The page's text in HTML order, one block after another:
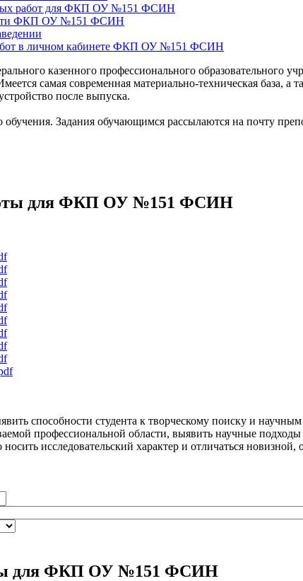
работ для ФКП ОУ №151 ФСИН
ФКП ОУ №151 ФСИН
в личном кабинете ФКП ОУ №151 ФСИН
казенного профессионального
самая современная материально-техническая база,
после выпуска.
обучения. Задания обучающимся рассылаются на почту
для ФКП ОУ №151 ФСИН
способности студента к творческому поиску и
профессиональной области, выявить научные
исследовательский характер и отличаться
для ФКП ОУ №151 ФСИН